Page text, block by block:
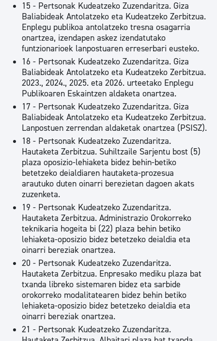
15 - Pertsonak Kudeatzeko Zuzendaritza. Giza
Baliabideak Antolatzeko eta Kudeatzeko Zerbitzua.
Enplegu publikoa antolatzeko tresna osagarria
onartzea, izendapen askez izendatutako
funtzionarioek lanpostuaren erreserbari eusteko.
16 - Pertsonak Kudeatzeko Zuzendaritza. Giza
Baliabideak Antolatzeko eta Kudeatzeko Zerbitzua.
2023., 2024., 2025. eta 2026. urteetako Enplegu
Publikoaren Eskaintzen aldaketa onartzea.
17 - Pertsonak Kudeatzeko Zuzendaritza. Giza
Baliabideak Antolatzeko eta Kudeatzeko Zerbitzua.
Lanpostuen zerrendan aldaketak onartzea (PSISZ).
18 - Pertsonak Kudeatzeko Zuzendaritza.
Hautaketa Zerbitzua. Suhiltzaile Sarjentu bost (5)
plaza oposizio-lehiaketa bidez behin-betiko
betetzeko deialdiaren hautaketa-prozesua
arautuko duten oinarri berezietan dagoen akats
zuzenketa.
19 - Pertsonak Kudeatzeko Zuzendaritza.
Hautaketa Zerbitzua. Administrazio Orokorreko
teknikaria hogeita bi (22) plaza behin betiko
lehiaketa-oposizio bidez betetzeko deialdia eta
oinarri bereziak onartzea.
20 - Pertsonak Kudeatzeko Zuzendaritza.
Hautaketa Zerbitzua. Enpresako mediku plaza bat
txanda libreko sistemaren bidez eta sarbide
orokorreko modalitatearen bidez behin betiko
lehiaketa-oposizio bidez betetzeko deialdia eta
oinarri bereziak onartzea.
21 - Pertsonak Kudeatzeko Zuzendaritza.